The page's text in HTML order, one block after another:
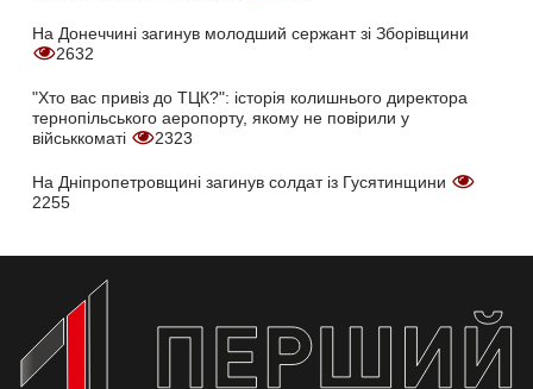
На Донеччині загинув молодший сержант зі Зборівщини
2632
"Хто вас привіз до ТЦК?": історія колишнього директора
тернопільського аеропорту, якому не повірили у
військкоматі
2323
На Дніпропетровщині загинув солдат із Гусятинщини
2255